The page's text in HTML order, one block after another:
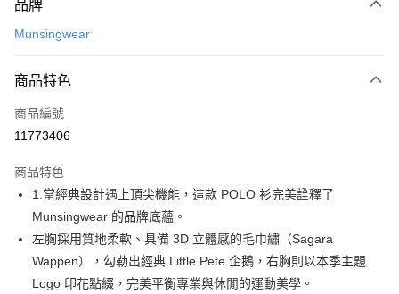
信用卡一次付款
LINE Pay
Apple Pay
悠遊付
AFTEE先享後付
相關說明
【關於「AFTEE先享後付」】
AFTEE先享後付是「在收到商品之後才付款」的支付方式。 讓您購物簡單
便利好安心！
ATM付款
品牌
Munsingwear
商品特色
商品編號
11773406
商品特色
1.當經典設計遇上頂尖機能，這款 POLO 衫完美詮釋了
Munsingwear 的品牌底蘊。
左胸採用質地柔軟、具備 3D 立體感的毛巾繡（Sagara
Wappen），勾勒出經典 Little Pete 企鵝，右胸則以本季主題
Logo 印花點綴，完美平衡專業與休閒的運動美學。